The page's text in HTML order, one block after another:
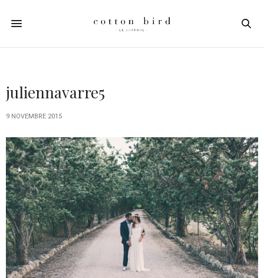
juliennavarre5
9 NOVEMBRE 2015